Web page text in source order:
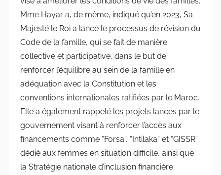
Mme Hayar a, de même, indiqué qu’en 2023, Sa
Majesté le Roi a lancé le processus de révision du
Code de la famille, qui se fait de manière
collective et participative, dans le but de
renforcer l’équilibre au sein de la famille en
adéquation avec la Constitution et les
conventions internationales ratifiées par le Maroc.
Elle a également rappelé les projets lancés par le
gouvernement visant à renforcer l’accès aux
financements comme “Forsa”, “Intilaka” et “GISSR”
dédié aux femmes en situation difficile, ainsi que
la Stratégie nationale d’inclusion financière.